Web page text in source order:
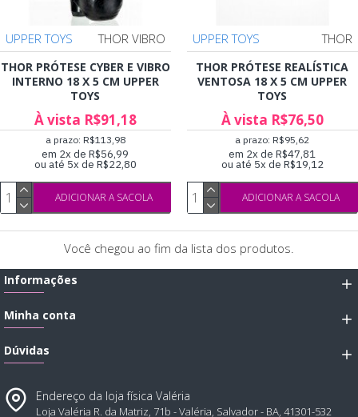
UPPER TOYS THOR VIBRO
THOR PRÓTESE CYBER E VIBRO
INTERNO 18 X 5 CM UPPER
TOYS
À vista R$91,18
a prazo: R$113,98
em 2x de R$56,99
ou até 5x de R$22,80
ADICIONAR A SACOLA
UPPER TOYS THOR
THOR PRÓTESE REALÍSTICA
VENTOSA 18 X 5 CM UPPER
TOYS
À vista R$76,50
a prazo: R$95,62
em 2x de R$47,81
ou até 5x de R$19,12
ADICIONAR A SACOLA
Você chegou ao fim da lista dos produtos.
Informações
Minha conta
Dúvidas
Endereço da loja física Valéria
Loja Valéria R. da Matriz, 71b - Valéria, Salvador - BA, 41301-532